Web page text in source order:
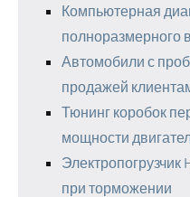
Компьютерная
полноразмерного
Автомобили с
продажей
Тюнинг коробок
мощности
Электропогрузчик
при торможении